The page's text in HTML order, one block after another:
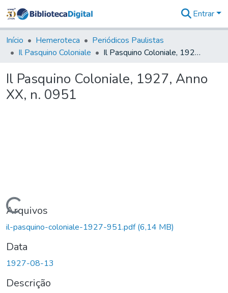
&
Coleções
Tudo na
Digital
Entrar
Início Hemeroteca
Periódicos Paulistas
Il Pasquino Coloniale
Il Pasquino Coloniale, 1927, Anno XX, n. 0951
Il Pasquino Coloniale, 1927, Anno
XX, n. 0951
Carregando...
Arquivos
il-pasquino-coloniale-1927-951.pdf(6,14 MB)
Data
1927-08-13
Descrição